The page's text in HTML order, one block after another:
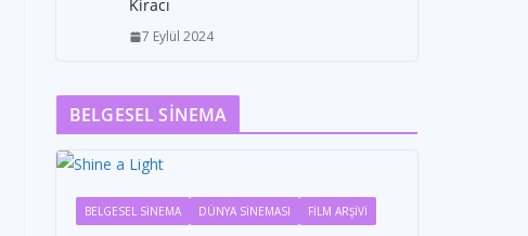
Kiracı
7 Eylül 2024
BELGESEL SİNEMA
BELGESEL SİNEMA DÜNYA SİNEMASI FİLM ARŞİVİ